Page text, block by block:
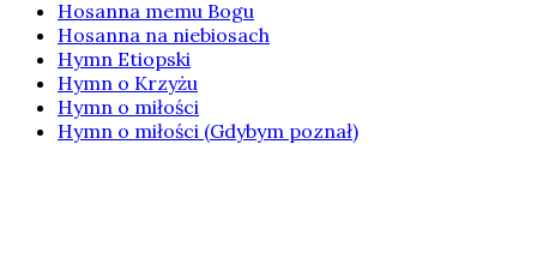
Hosanna memu Bogu
Hosanna na niebiosach
Hymn Etiopski
Hymn o Krzyżu
Hymn o miłości
Hymn o miłości (Gdybym poznał)